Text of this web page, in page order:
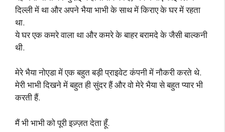
दिल्ली में था और अपने भैया भाभी के साथ में किराए के घर में रहता
था.
ये घर एक कमरे वाला था और कमरे के बाहर बरामदे के जैसी बाल्कनी
थी.
मेरे भैया नोएडा में एक बहुत बड़ी प्राइवेट कंपनी में नौकरी करते थे.
मेरी भाभी दिखने में बहुत ही सुंदर हैं और वो मेरे भैया से बहुत प्यार भी
करती हैं.
मैं भी भाभी को पूरी इज़्ज़त देता हूँ.